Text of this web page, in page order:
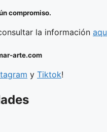
compromiso.
la información
arte.com
y Tiktok!